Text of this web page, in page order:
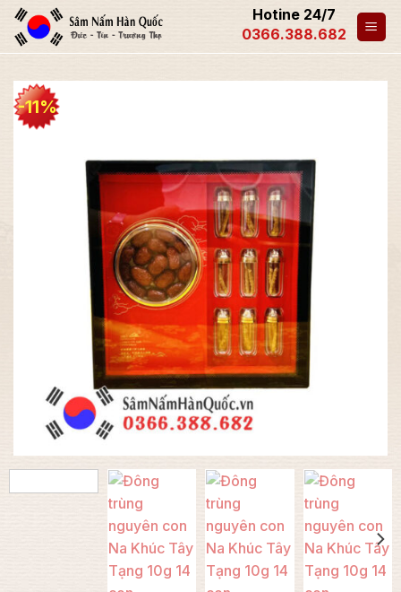
Hotine 24/7
0366.388.682
-11%